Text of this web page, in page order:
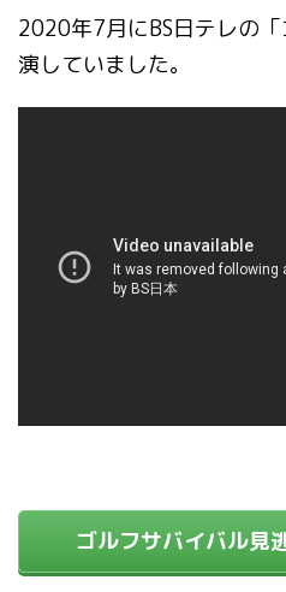
2020年7月にBS日テレの
演していました。
ゴルフサバイバル見